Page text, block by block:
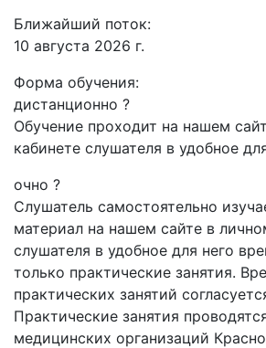
Ближайший поток:
10 августа 2026 г.
Форма обучения:
дистанционно ?
Обучение проходит на нашем
кабинете слушателя в удобное
очно ?
Слушатель самостоятельно
материал на нашем сайте в
слушателя в удобное для него
только практические занятия.
практических занятий
Практические занятия
медицинских организаций